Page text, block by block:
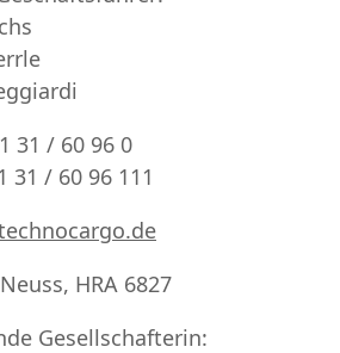
31 / 60 96 0
31 / 60 96 111
HRA 6827
Gesellschafterin: